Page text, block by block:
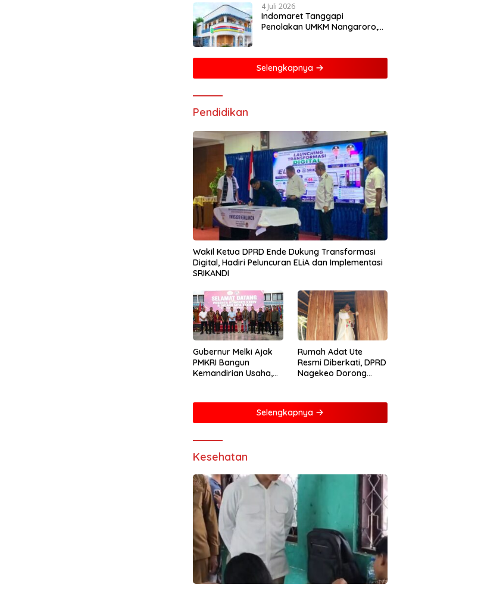
4 Juli 2026
Indomaret Tanggapi
Penolakan UMKM Nangaroro,
Selengkapnya
Pendidikan
Wakil Ketua DPRD Ende Dukung Transformasi
Digital, Hadiri Peluncuran ELiA dan Implementasi
SRIKANDI
Gubernur Melki Ajak
PMKRI Bangun
Kemandirian Usaha,
Saing
Rumah Adat Ute
Resmi Diberkati, DPRD
Nagekeo Dorong
Selengkapnya
Kesehatan